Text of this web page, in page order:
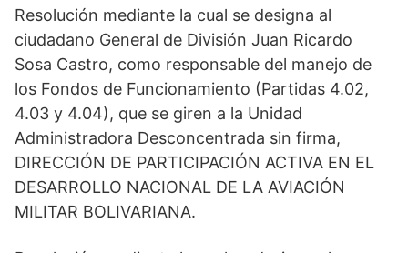
Resolución mediante la cual se designa al
ciudadano General de División Juan Ricardo
Sosa Castro, como responsable del manejo de
los Fondos de Funcionamiento (Partidas 4.02,
4.03 y 4.04), que se giren a la Unidad
Administradora Desconcentrada sin firma,
DIRECCIÓN DE PARTICIPACIÓN ACTIVA EN EL
DESARROLLO NACIONAL DE LA AVIACIÓN
MILITAR BOLIVARIANA.